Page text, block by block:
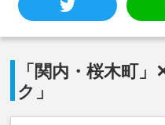
「関内・桜木町
ク」